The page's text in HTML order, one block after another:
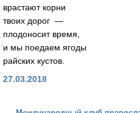
врастают корни
твоих дорог —
плодоносит время,
и мы поедаем ягоды
райских кустов.
27.03.2018